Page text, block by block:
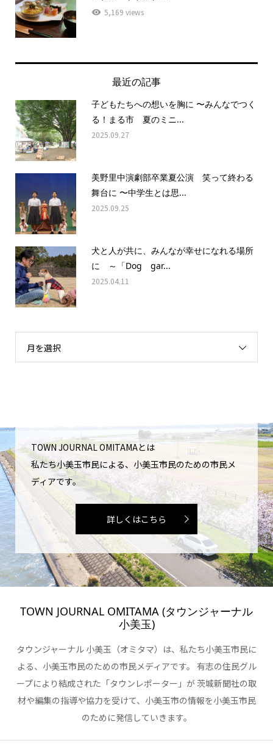
5,169 views
最近の記事
子どもたちへの想いを胸に 〜みんなでつく
る！まる市 夏のミニ...
2025.09.27
美野里中演劇部卒業夏公演 笑って終わる
舞台に 〜中学生とは思...
2025.09.25
犬と人が共に、みんなが幸せになれる場所
に ～「Dog gar...
2025.04.11
月を選択
TOWN JOURNAL OMITAMAとは
私たち小美玉市民による、小美玉市民のための市民メ
ディアです。
詳しくはこちら
TOWN JOURNAL OMITAMA (タウンジャーナル
小美玉)
タウンジャーナル 小美玉（オミタマ）は、私たち小美玉市民に
よる、小美玉市民のための市民メディアです。 有志の住民グル
ープにより結成された「タウンレポーター」が 茨城新聞社の取
材や編集の指導や協力を受けて、小美玉市の情報を小美玉市民
のために発信していきます。